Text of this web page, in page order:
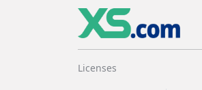
Licenses